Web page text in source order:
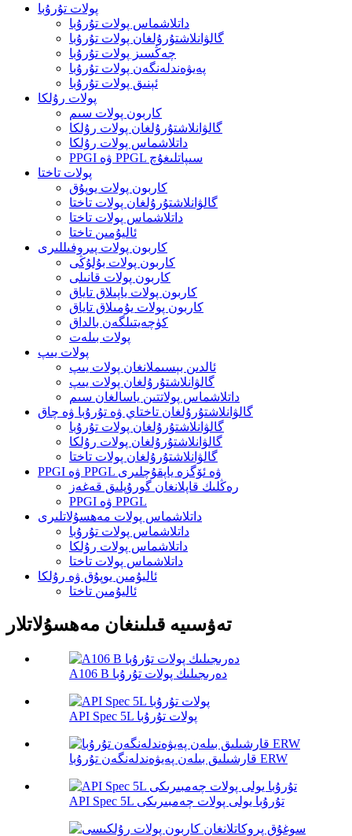
پولات تۇرۇبا
داتلاشماس پولات تۇرۇبا
گالۋانلاشتۇرۇلغان پولات تۇرۇبا
چەڭسىز پولات تۇرۇبا
پەيۋەندلەنگەن پولات تۇرۇبا
ئېنىق پولات تۇرۇبا
پولات رۇلكا
كاربون پولات سىم
گالۋانلاشتۇرۇلغان پولات رۇلكا
داتلاشماس پولات رۇلكا
PPGI ۋە PPGL سىپاتلىغۇچ
پولات تاختا
كاربون پولات يوپۇق
گالۋانلاشتۇرۇلغان پولات تاختا
داتلاشماس پولات تاختا
ئاليۇمىن تاختا
كاربون پولات پىروفىللىرى
كاربون پولات بۇلۇڭى
كاربون پولات قانىلى
كاربون پولات ياپىلاق تاياق
كاربون پولات يۇمىلاق تاياق
كۈچەيتىلگەن بالداق
پولات بىلەت
پولات يىپ
ئالدىن بېسىملانغان پولات يىپ
گالۋانلاشتۇرۇلغان پولات يىپ
داتلاشماس پولاتتىن ياسالغان سىم
گالۋانلاشتۇرۇلغان تاختاي ۋە تۇرۇبا ۋە چاق
گالۋانلاشتۇرۇلغان پولات تۇرۇبا
گالۋانلاشتۇرۇلغان پولات رۇلكا
گالۋانلاشتۇرۇلغان پولات تاختا
PPGI ۋە PPGL ۋە ئۆگزە ياپقۇچلىرى
رەڭلىك قاپلانغان گورۇپلىق قەغەز
PPGI ۋە PPGL
داتلاشماس پولات مەھسۇلاتلىرى
داتلاشماس پولات تۇرۇبا
داتلاشماس پولات رۇلكا
داتلاشماس پولات تاختا
ئاليۇمىن يوپۇق ۋە رۇلكا
ئاليۇمىن تاختا
تەۋسىيە قىلىنغان مەھسۇلاتلار
A106 B دەرىجىلىك پولات تۇرۇبا
API Spec 5L پولات تۇرۇبا
قارشىلىق بىلەن پەيۋەندلەنگەن تۇرۇبا ERW
API Spec 5L تۇرۇبا يولى پولات چەمبىرىكى